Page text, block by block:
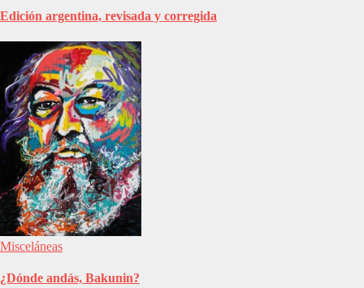
Edición argentina, revisada y corregida
Misceláneas
¿Dónde andás, Bakunin?